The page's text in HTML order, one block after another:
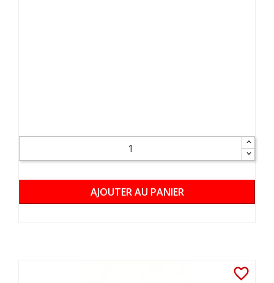
AJOUTER AU PANIER
favorite_border